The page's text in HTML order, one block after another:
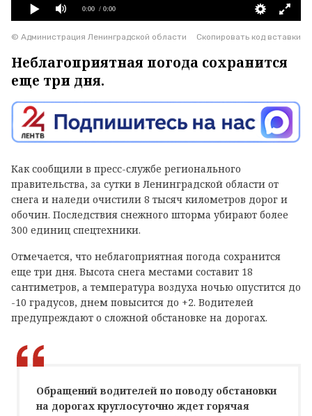
0:00 / 0:00
Скопировать код вставки
© Администрация Ленинградской области
Неблагоприятная погода сохранится
еще три дня.
Как сообщили в пресс-службе регионального
правительства, за сутки в Ленинградской области от
снега и наледи очистили 8 тысяч километров дорог и
обочин. Последствия снежного шторма убирают более
300 единиц спецтехники.
Отмечается, что неблагоприятная погода сохранится
еще три дня. Высота снега местами составит 18
сантиметров, а температура воздуха ночью опустится до
-10 градусов, днем повысится до +2. Водителей
предупреждают о сложной обстановке на дорогах.
Обращений водителей по поводу обстановки
на дорогах круглосуточно ждет горячая